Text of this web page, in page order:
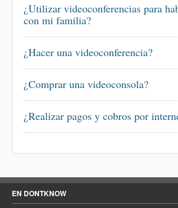
¿Utilizar videoconferencias para
con mi familia?
¿Hacer una videoconferencia?
¿Comprar una videoconsola?
¿Realizar pagos y cobros por
EN DONTKNOW